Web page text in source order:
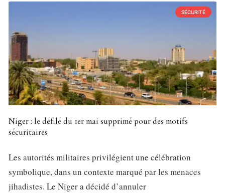
SÉCURITÉ
Niger : le défilé du 1er mai supprimé pour des motifs
sécuritaires
Les autorités militaires privilégient une célébration
symbolique, dans un contexte marqué par les menaces
jihadistes. Le Niger a décidé d’annuler